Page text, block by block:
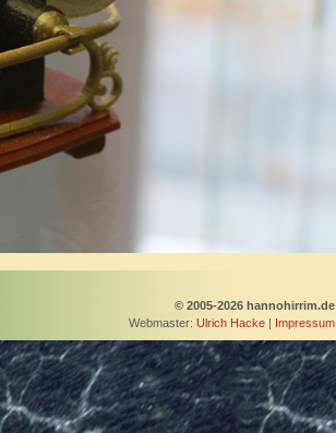
© 2005-2026 hannohirrim.de
Webmaster: Ulrich Hacke Impressum